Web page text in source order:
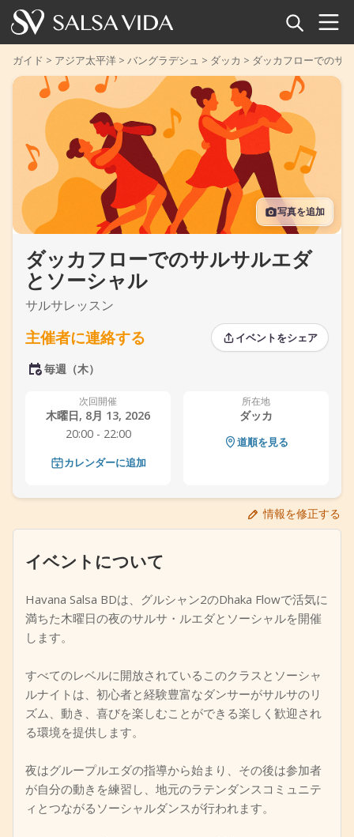
ホーム
イベント
ニュース
記事
動画
サルサ用語集
ショップ
TuneTempo
イベントを追加
ガイド > アジア太平洋 > バングラデシュ > ダッカ > ダッカフローでのサ
写真を追加
ダッカフローでのサルサルエダ
とソーシャル
サルサレッスン
主催者に連絡する イベントをシェア
毎週（木）
次回開催
木曜日, 8月 13, 2026
20:00 - 22:00
カレンダーに追加
所在地
ダッカ
道順を見る
情報を修正する
イベントについて
Havana Salsa BDは、グルシャン2のDhaka Flowで活気に
満ちた木曜日の夜のサルサ・ルエダとソーシャルを開催
します。
すべてのレベルに開放されているこのクラスとソーシャ
ルナイトは、初心者と経験豊富なダンサーがサルサのリ
ズム、動き、喜びを楽しむことができる楽しく歓迎され
る環境を提供します。
夜はグループルエダの指導から始まり、その後は参加者
が自分の動きを練習し、地元のラテンダンスコミュニテ
ィとつながるソーシャルダンスが行われます。